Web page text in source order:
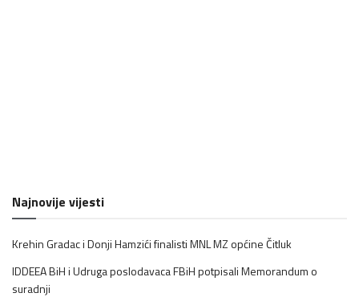
Najnovije vijesti
Krehin Gradac i Donji Hamzići finalisti MNL MZ općine Čitluk
IDDEEA BiH i Udruga poslodavaca FBiH potpisali Memorandum o
suradnji